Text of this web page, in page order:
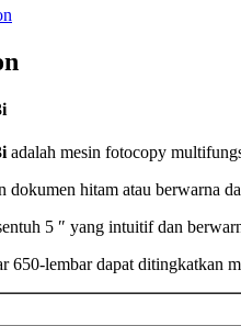
adalah mesin fotocopy
dokumen hitam atau berwarna
5 ″ yang intuitif dan
650-lembar dapat ditingkatkan